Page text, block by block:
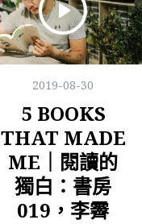
2019-08-30
5 BOOKS
THAT MADE
ME｜閱讀的
獨白：書房
019，李霽